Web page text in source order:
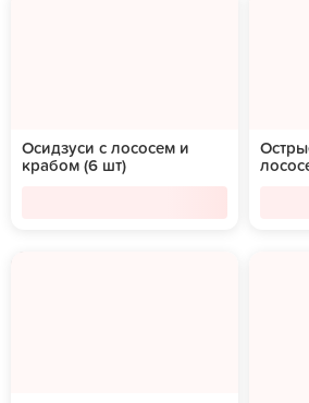
Осидзуси с лососем и
крабом (6 шт)